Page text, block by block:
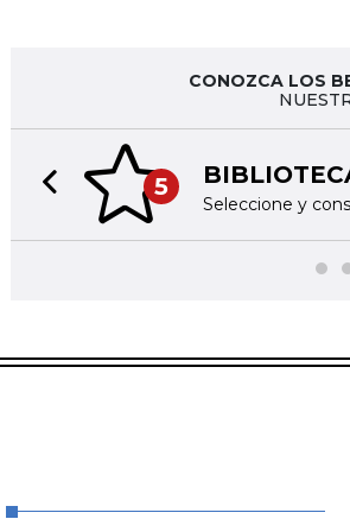
CONOZCA LOS
5
Seleccione y
Previous slide